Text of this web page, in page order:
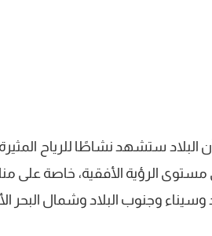
البلاد ستشهد نشاطًا للرياح
الرؤية الأفقية، خاصة على
وجنوب البلاد وشمال البحر